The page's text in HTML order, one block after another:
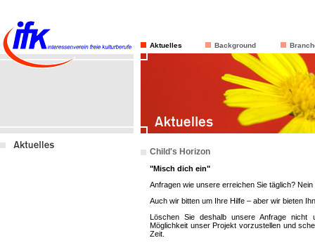
Aktuelles Background
Child's Horizon
"Misch dich ein"
Anfragen wie unsere erreichen Sie täglich?
Auch wir bitten um Ihre Hilfe – aber wir bieten
Löschen Sie deshalb unsere Anfrage nicht
Möglichkeit unser Projekt vorzustellen und
Zeit.